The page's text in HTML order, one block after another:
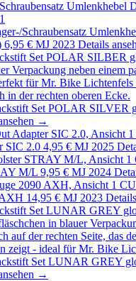
Schraubensatz
6,95 € MJ 2023 Details
Set POLAR SILVER
→
SIC 2.0 4,95 € MJ 2025
M/L 9,95 € MJ 2024
14,95 € MJ 2023
Set LUNAR GREY
→